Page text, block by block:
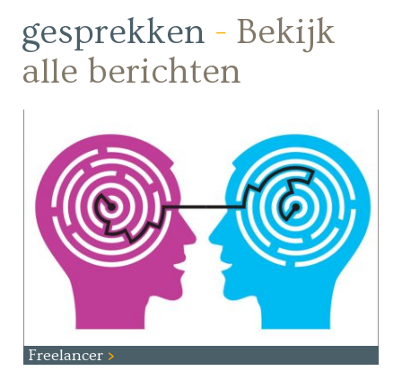
gesprekken - Bekijk
alle berichten
Freelancer